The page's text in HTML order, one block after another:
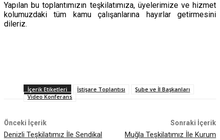
Yapılan bu toplantımızın teşkilatımıza, üyelerimize ve hizmet
kolumuzdaki tüm kamu çalışanlarına hayırlar getirmesini
dileriz.
İçerik Etiketleri İstişare Toplantısı
Şube ve İl Başkanları
Video Konferans
Önceki İçerik
Denizli Teşkilatımız İle Sendikal
Sonraki İçerik
Muğla Teşkilatımız İle Kurum